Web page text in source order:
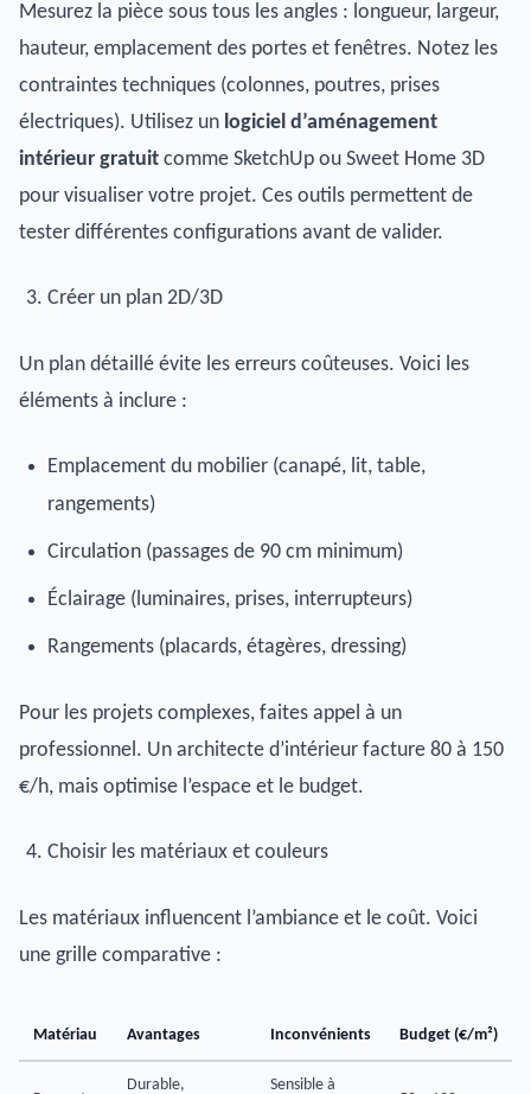
Mesurez la pièce sous tous les angles : longueur, largeur,
hauteur, emplacement des portes et fenêtres. Notez les
contraintes techniques (colonnes, poutres, prises
électriques). Utilisez un logiciel d’aménagement
intérieur gratuit comme SketchUp ou Sweet Home 3D
pour visualiser votre projet. Ces outils permettent de
tester différentes configurations avant de valider.
Créer un plan 2D/3D
Un plan détaillé évite les erreurs coûteuses. Voici les
éléments à inclure :
Emplacement du mobilier (canapé, lit, table,
rangements)
Circulation (passages de 90 cm minimum)
Éclairage (luminaires, prises, interrupteurs)
Rangements (placards, étagères, dressing)
Pour les projets complexes, faites appel à un
professionnel. Un architecte d’intérieur facture 80 à 150
€/h, mais optimise l’espace et le budget.
Choisir les matériaux et couleurs
Les matériaux influencent l’ambiance et le coût. Voici
une grille comparative :
Matériau Avantages Inconvénients Budget (€/m²)
Durable,
Sensible à